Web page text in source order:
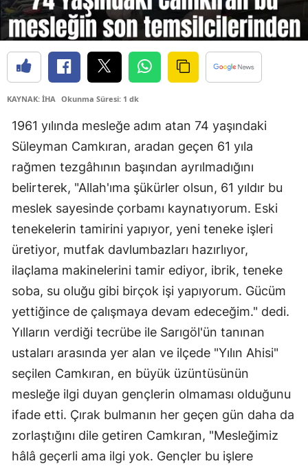
KAYNAK: İHA Okunma Süresi: 1 dk
1961 yılında mesleğe adım atan 74 yaşındaki
Süleyman Camkıran, aradan geçen 61 yıla
rağmen tezgâhının başından ayrılmadığını
belirterek, "Allah'ıma şükürler olsun, 61 yıldır bu
meslek sayesinde çorbamı kaynatıyorum. Eski
tenekelerin tamirini yapıyor, yeni teneke işleri
üretiyor, mutfak davlumbazları hazırlıyor,
ilaçlama makinelerini tamir ediyor, ibrik, teneke
soba, su oluğu gibi birçok işi yapıyorum. Gücüm
yettiğince de çalışmaya devam edeceğim." dedi.
Yılların verdiği tecrübe ile Sarıgöl'ün tanınan
ustaları arasında yer alan ve ilçede "Yılın Ahisi"
seçilen Camkıran, en büyük üzüntüsünün
mesleğe ilgi duyan gençlerin olmaması olduğunu
ifade etti. Çırak bulmanın her geçen gün daha da
zorlaştığını dile getiren Camkıran, "Mesleğimiz
hâlâ geçerli ama ilgi yok. Gençler bu işlere